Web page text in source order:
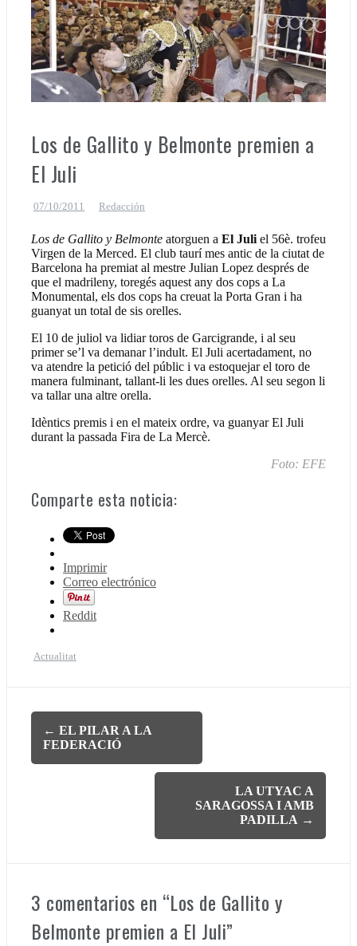
como el novillo más bravo en San Adrián
Los toros de Núñez del Cuvillo llegan al Coliseo Balear
Los de Gallito y Belmonte premien a
El Juli
07/10/2011 Redacción
Los de Gallito y Belmonte atorguen a El Juli el 56è. trofeu
Virgen de la Merced. El club taurí mes antic de la ciutat de
Barcelona ha premiat al mestre Julian Lopez després de
que el madrileny, toregés aquest any dos cops a La
Monumental, els dos cops ha creuat la Porta Gran i ha
guanyat un total de sis orelles.
El 10 de juliol va lidiar toros de Garcigrande, i al seu
primer se’l va demanar l’indult. El Juli acertadament, no
va atendre la petició del públic i va estoquejar el toro de
manera fulminant, tallant-li les dues orelles. Al seu segon li
va tallar una altre orella.
Idèntics premis i en el mateix ordre, va guanyar El Juli
durant la passada Fira de La Mercè.
Foto: EFE
Comparte esta noticia:
Imprimir
Correo electrónico
Reddit
Actualitat
Navegación
de
← EL PILAR A LA
FEDERACIÓ
LA UTYAC A
SARAGOSSA I AMB
PADILLA →
3 comentarios en “Los de Gallito y
Belmonte premien a El Juli”